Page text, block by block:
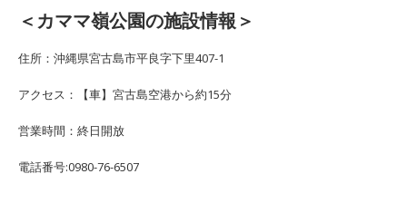
＜カママ嶺公園の施設情報＞
住所：沖縄県宮古島市平良字下里407-1
アクセス：【車】宮古島空港から約15分
営業時間：終日開放
電話番号:0980-76-6507